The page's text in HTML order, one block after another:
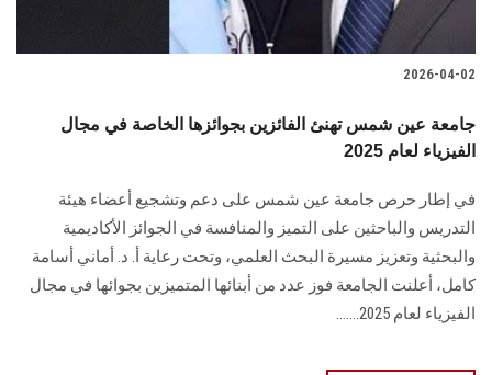
2026-04-02
جامعة عين شمس تهنئ الفائزين بجوائزها الخاصة في مجال
الفيزياء لعام 2025
في إطار حرص جامعة عين شمس على دعم وتشجيع أعضاء هيئة
التدريس والباحثين على التميز والمنافسة في الجوائز الأكاديمية
والبحثية وتعزيز مسيرة البحث العلمي، وتحت رعاية أ. د. أماني أسامة
كامل، أعلنت الجامعة فوز عدد من أبنائها المتميزين بجوائها في مجال
الفيزياء لعام 2025.......